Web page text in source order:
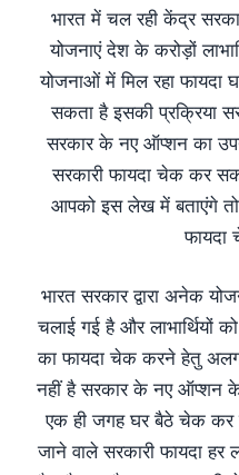
भारत में चल रही केंद्र
योजनाएं देश के करोड़ों
योजनाओं में मिल रहा फायदा
सकता है इसकी प्रक्रिया
सरकार के नए ऑप्शन का
सरकारी फायदा चेक कर
आपको इस लेख में बताएंगे
फायदा
भारत सरकार द्वारा अनेक
चलाई गई है और लाभार्थियों
का फायदा चेक करने हेतु
नहीं है सरकार के नए ऑप्शन
एक ही जगह घर बैठे चेक कर
जाने वाले सरकारी फायदा हर